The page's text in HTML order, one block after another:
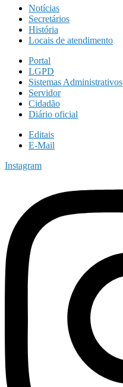
Notícias
Secretários
História
Locais de atendimento
Portal
LGPD
Sistemas Administrativos
Servidor
Cidadão
Diário oficial
Editais
E-Mail
Instagram